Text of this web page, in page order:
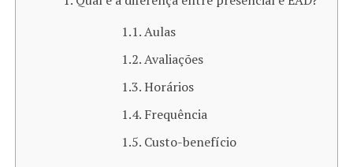
Aulas
Avaliações
Horários
Frequência
Custo-benefício